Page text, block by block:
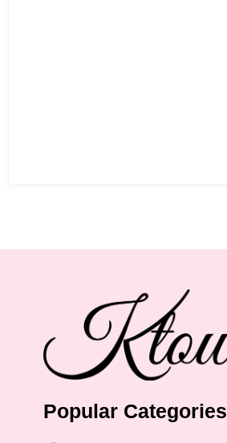
Popular Categories